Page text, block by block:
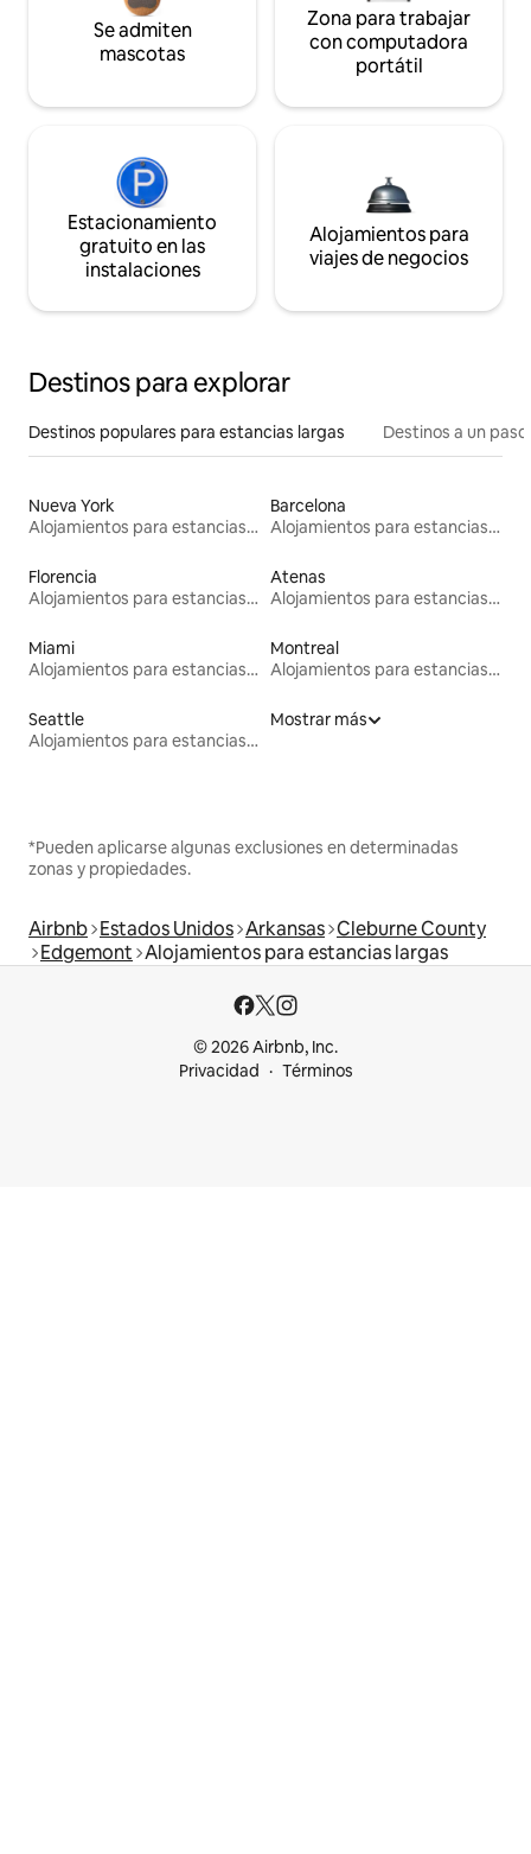
Se admiten
mascotas
Zona para trabajar
con computadora
portátil
Estacionamiento
gratuito en las
instalaciones
Alojamientos para
viajes de negocios
Destinos para explorar
Destinos populares para estancias largas Destinos a un
Nueva York
Alojamientos para estancias largas
Barcelona
Alojamientos para estancias largas
Florencia
Alojamientos para estancias largas
Atenas
Alojamientos para estancias largas
Miami
Alojamientos para estancias largas
Montreal
Alojamientos para estancias largas
Seattle
Alojamientos para estancias largas
Mostrar más
*Pueden aplicarse algunas exclusiones en determinadas
zonas y propiedades.
Airbnb Estados Unidos Arkansas Cleburne County
Edgemont Alojamientos para estancias largas
© 2026 Airbnb, Inc.
Privacidad
Términos